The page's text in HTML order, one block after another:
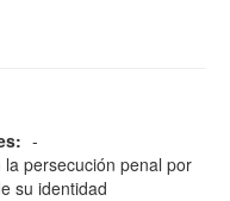
-
persecución penal por
su identidad